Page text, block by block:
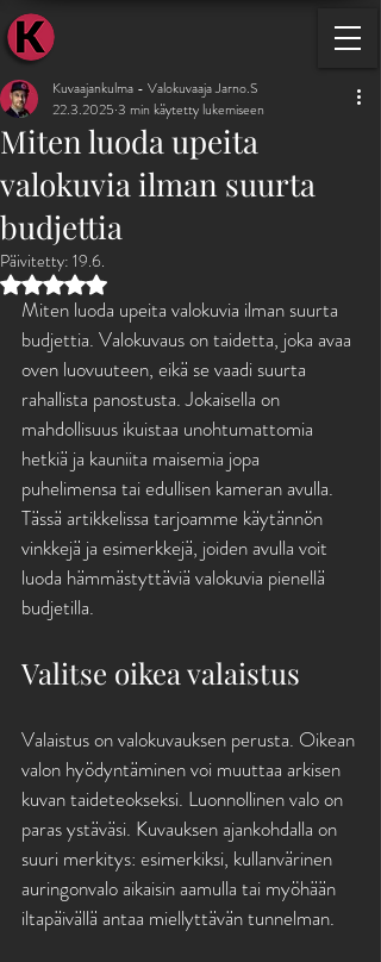
Miten luoda upeita
valokuvia ilman suurta
budjettia
Kuvaajankulma - Valokuvaaja Jarno.S
22.3.2025 3 min käytetty lukemiseen
Päivitetty: 19.6.
Arvostelun tähtimäärä: epäluku/5
Miten luoda upeita valokuvia ilman suurta
budjettia. Valokuvaus on taidetta, joka avaa
oven luovuuteen, eikä se vaadi suurta
rahallista panostusta. Jokaisella on
mahdollisuus ikuistaa unohtumattomia
hetkiä ja kauniita maisemia jopa
puhelimensa tai edullisen kameran avulla.
Tässä artikkelissa tarjoamme käytännön
vinkkejä ja esimerkkejä, joiden avulla voit
luoda hämmästyttäviä valokuvia pienellä
budjetilla.
Valitse oikea valaistus
Valaistus on valokuvauksen perusta. Oikean
valon hyödyntäminen voi muuttaa arkisen
kuvan taideteokseksi. Luonnollinen valo on
paras ystäväsi. Kuvauksen ajankohdalla on
suuri merkitys: esimerkiksi, kullanvärinen
auringonvalo aikaisin aamulla tai myöhään
iltapäivällä antaa miellyttävän tunnelman.